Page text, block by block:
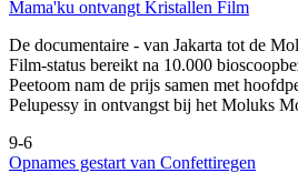
Mama'ku ontvangt Kristallen Film
De documentaire - van Jakarta tot de
Film-status bereikt na 10.000
Peetoom nam de prijs samen met
Pelupessy in ontvangst bij het Moluks
9-6
Opnames gestart van Confettiregen